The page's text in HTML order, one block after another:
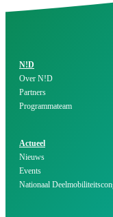
N!D
Over N!D
Partners
Programmateam
Actueel
Nieuws
Events
Nationaal